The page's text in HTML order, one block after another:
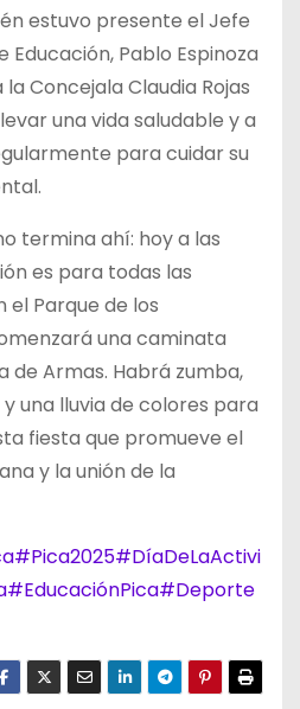
estuvo presente el Jefe
Pablo Espinoza
Concejala Claudia Rojas
una vida saludable y a
para cuidar su
termina ahí: hoy a las
es para todas las
el Parque de los
una caminata
de Armas. Habrá zumba,
una lluvia de colores para
fiesta que promueve el
y la unión de la
#Pica2025#DíaDeLaActivi
#EducaciónPica#Deporte